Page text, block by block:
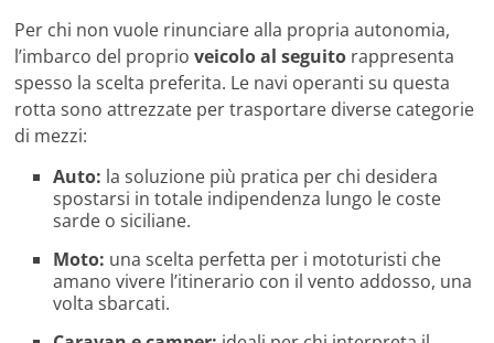
Per chi non vuole rinunciare alla propria autonomia,
l’imbarco del proprioveicolo al seguito rappresenta
spesso la scelta preferita. Le navi operanti su questa
rotta sono attrezzate per trasportare diverse categorie
di mezzi:
Auto: la soluzione più pratica per chi desidera
spostarsi in totale indipendenza lungo le coste
sarde o siciliane.
Moto: una scelta perfetta per i mototuristi che
amano vivere l’itinerario con il vento addosso, una
volta sbarcati.